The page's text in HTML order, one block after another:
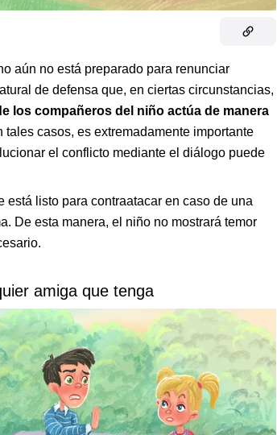
aún no está preparado para renunciar
de defensa que, en ciertas circunstancias,
los compañeros del niño actúa de manera
tales casos, es extremadamente importante
el conflicto mediante el diálogo puede
listo para contraatacar en caso de una
De esta manera, el niño no mostrará temor
amiga que tenga